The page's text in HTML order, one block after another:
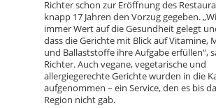
Richter schon zur Eröffnung des
knapp 17 Jahren den Vorzug gegeben.
immer Wert auf die Gesundheit gelegt
dass die Gerichte mit Blick auf Vitamine,
und Ballaststoffe ihre Aufgabe erfüllen“,
Richter. Auch vegane, vegetarische und
allergiegerechte Gerichte wurden in die
aufgenommen – ein Service, den es bis
Region nicht gab.